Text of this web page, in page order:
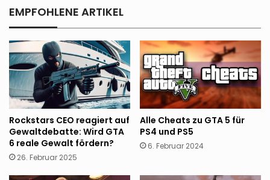
EMPFOHLENE ARTIKEL
Rockstars CEO reagiert auf
Gewaltdebatte: Wird GTA
6 reale Gewalt fördern?
26. Februar 2025
Alle Cheats zu GTA 5 für
PS4 und PS5
6. Februar 2024